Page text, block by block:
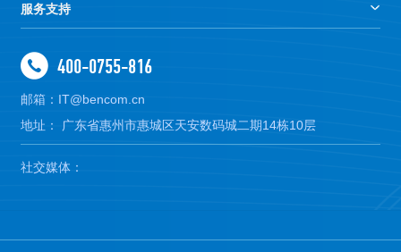
服务支持
400-0755-816
邮箱：IT@bencom.cn
地址： 广东省惠州市惠城区天安数码城二期14栋10层
社交媒体：